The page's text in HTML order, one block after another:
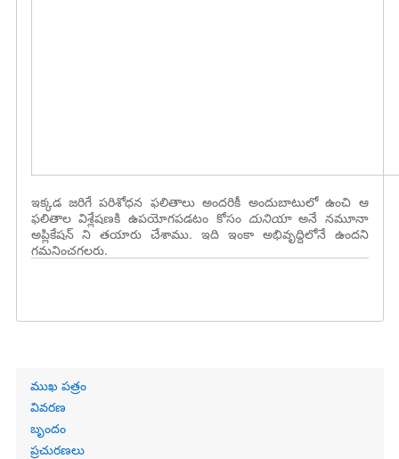
ఇక్కడ జరిగే పరిశోధన ఫలితాలు అందరికీ అందుబాటులో ఉంచి ఆ
ఫలితాల విశ్లేషణకి ఉపయోగపడటం కోసం దునియాఅనే నమూనా
అప్లికేషన్ ని తయారు చేశాము. ఇది ఇంకా అభివృద్దిలోనే ఉందని
గమనించగలరు.
Primary
links
ముఖ పత్రం
వివరణ
బృందం
ప్రచురణలు